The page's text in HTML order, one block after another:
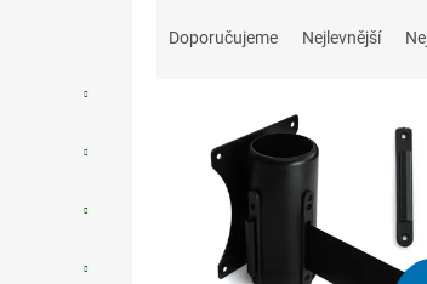
Doporučujeme Nejlevnější